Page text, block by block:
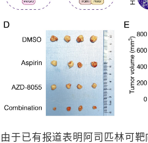
由于已有报道表明阿司匹林可